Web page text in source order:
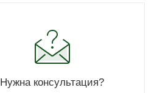
Нужна консультация?